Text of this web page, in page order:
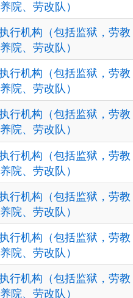
院、劳改队）
行机构（包括监狱，劳教
院、劳改队）
行机构（包括监狱，劳教
院、劳改队）
行机构（包括监狱，劳教
院、劳改队）
行机构（包括监狱，劳教
院、劳改队）
行机构（包括监狱，劳教
院、劳改队）
行机构（包括监狱，劳教
院、劳改队）
行机构（包括监狱，劳教
院、劳改队）